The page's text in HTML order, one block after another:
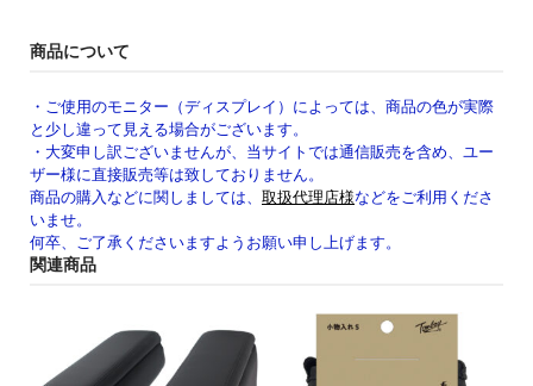
商品について
・ご使用のモニター（ディスプレイ）によっては、商品の色が実際
と少し違って見える場合がございます。
・大変申し訳ございませんが、当サイトでは通信販売を含め、ユー
ザー様に直接販売等は致しておりません。
商品の購入などに関しましては、 取扱代理店様などをご利用くださ
いませ。
何卒、ご了承くださいますようお願い申し上げます。
関連商品